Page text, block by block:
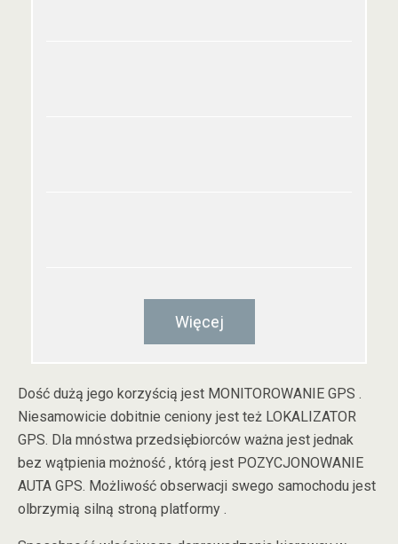
Więcej
Dość dużą jego korzyścią jest MONITOROWANIE GPS .
Niesamowicie dobitnie ceniony jest też LOKALIZATOR
GPS. Dla mnóstwa przedsiębiorców ważna jest jednak
bez wątpienia możność , którą jest POZYCJONOWANIE
AUTA GPS. Możliwość obserwacji swego samochodu jest
olbrzymią silną stroną platformy .